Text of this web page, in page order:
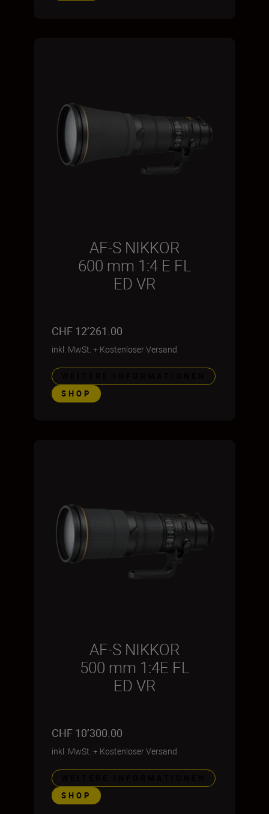
AF-S NIKKOR
600 mm 1:4 E FL
ED VR
CHF 12’261.00
inkl. MwSt. + Kostenloser Versand
SHOP
AF-S NIKKOR
500 mm 1:4E FL
ED VR
CHF 10’300.00
inkl. MwSt. + Kostenloser Versand
SHOP